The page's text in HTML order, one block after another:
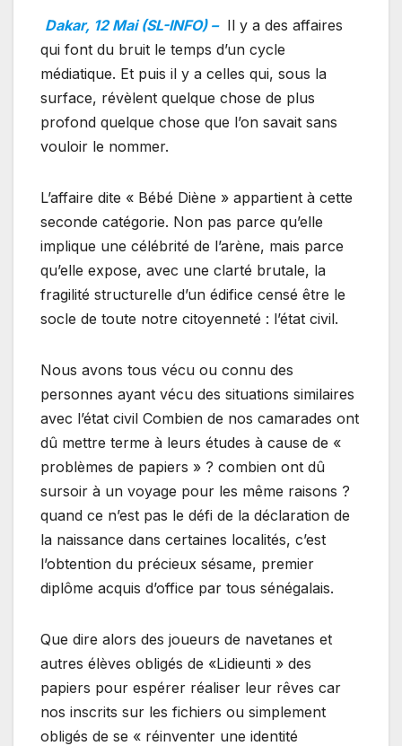
Dakar, 12 Mai (SL-INFO) – Il y a des affaires
qui font du bruit le temps d’un cycle
médiatique. Et puis il y a celles qui, sous la
surface, révèlent quelque chose de plus
profond quelque chose que l’on savait sans
vouloir le nommer.
L’affaire dite « Bébé Diène » appartient à cette
seconde catégorie. Non pas parce qu’elle
implique une célébrité de l’arène, mais parce
qu’elle expose, avec une clarté brutale, la
fragilité structurelle d’un édifice censé être le
socle de toute notre citoyenneté : l’état civil.
Nous avons tous vécu ou connu des
personnes ayant vécu des situations similaires
avec l’état civil Combien de nos camarades ont
dû mettre terme à leurs études à cause de «
problèmes de papiers » ? combien ont dû
sursoir à un voyage pour les même raisons ?
quand ce n’est pas le défi de la déclaration de
la naissance dans certaines localités, c’est
l’obtention du précieux sésame, premier
diplôme acquis d’office par tous sénégalais.
Que dire alors des joueurs de navetanes et
autres élèves obligés de «Lidieunti » des
papiers pour espérer réaliser leur rêves car
nos inscrits sur les fichiers ou simplement
obligés de se « réinventer une identité